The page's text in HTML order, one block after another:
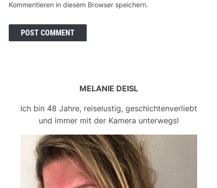
Kommentieren in diesem Browser speichern.
MELANIE DEISL
Ich bin 48 Jahre, reiselustig, geschichtenverliebt
und immer mit der Kamera unterwegs!